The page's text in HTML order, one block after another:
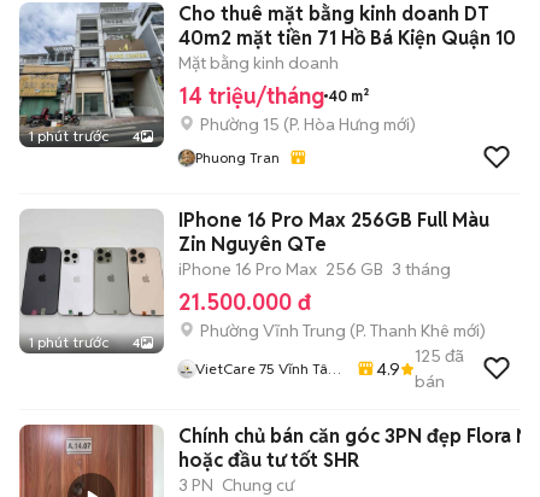
1 phút trước 4
Cho thuê mặt bằng kinh doanh DT
40m2 mặt tiền 71 Hồ Bá Kiện Quận 10
Mặt bằng kinh doanh
14 triệu/tháng 40 m²
Phường 15 (P. Hòa Hưng mới)
Phuong Tran
1 phút trước 4
IPhone 16 Pro Max 256GB Full Màu
Zin Nguyên QTe
iPhone 16 Pro Max 256 GB 3 tháng
21.500.000 đ
Phường Vĩnh Trung (P. Thanh Khê mới)
VietCare 75 Vĩnh Tân
4.9
125 đã
bán
Chính chủ bán căn góc 3PN đẹp Flora
hoặc đầu tư tốt SHR
3 PN Chung cư